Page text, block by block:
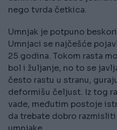
nego tvrda četkica.
Umnjak je potpuno
Umnjaci se najčešće
25 godina. Tokom rasta
bol i žuljanje, no to se
često rastu u stranu,
deformišu čeljust. Iz tog
vade, međutim postoje
da trebate dobro